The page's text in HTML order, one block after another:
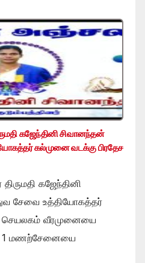
கஜேந்தினி சிவானந்தன்
கல்முனை வடக்கு பிரதேச
கஜேந்தினி
சேவை உத்தியோகத்தர்
செயலகம் வீரமுனையை
1 மணற்சேனையை